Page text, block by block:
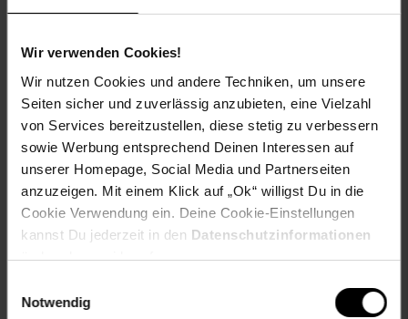
Wir verwenden Cookies!
Wir nutzen Cookies und andere Techniken, um unsere
Seiten sicher und zuverlässig anzubieten, eine Vielzahl
von Services bereitzustellen, diese stetig zu verbessern
sowie Werbung entsprechend Deinen Interessen auf
unserer Homepage, Social Media und Partnerseiten
anzuzeigen. Mit einem Klick auf „Ok“ willigst Du in die
Cookie Verwendung ein. Deine Cookie-Einstellungen
kannst Du jederzeit in den Datenschutzinformationen
ändern bzw. widerrufen.
Notwendig
Polsterdicke: 6 cm
Material:
Rahmen: Stahl
Bezug: Stoff/Textil (100% Polyester)
Füllung: Schaumstoff (100% Polyurethan)
Füße: Buche
Lassen Sie Ihre Seele baumeln! Dieser Schaukelstuhl bietet
die perfekte Basis für eine entspannte Zeit, ob vor dem
Ziernähte auf der Rückenlehne machen ihn zu einem